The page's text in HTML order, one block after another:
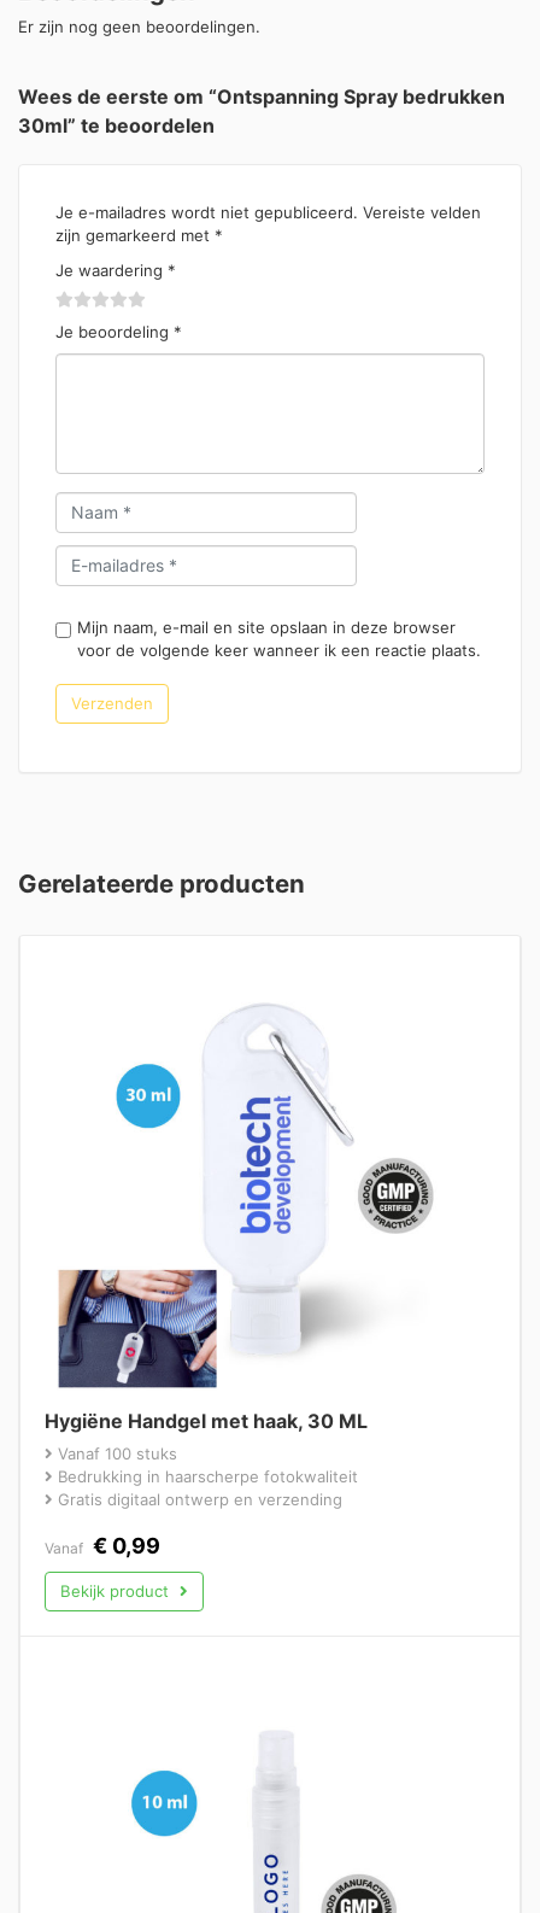
Er zijn nog geen beoordelingen.
Wees de eerste om “Ontspanning Spray bedrukken
30ml” te beoordelen
Je e-mailadres wordt niet gepubliceerd. Vereiste velden
zijn gemarkeerd met *
Je waardering *
Je beoordeling *
Mijn naam, e-mail en site opslaan in deze browser
voor de volgende keer wanneer ik een reactie plaats.
Gerelateerde producten
Hygiëne Handgel met haak, 30 ML
Vanaf 100 stuks
Bedrukking in haarscherpe fotokwaliteit
Gratis digitaal ontwerp en verzending
Vanaf € 0,99
Bekijk product